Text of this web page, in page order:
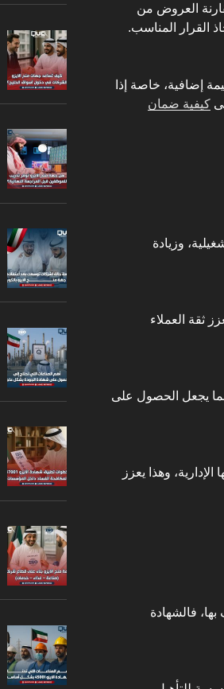
العروض من
القرار المناسب.
إضافية، خاصة إذا
كيفية ضمان
وزيادة
ثقة العملاء
يجعل الحصول على
وهذا يعزز
فالشهادة